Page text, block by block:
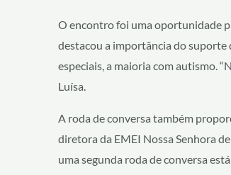
O encontro foi uma oportunidade
destacou a importância do suporte
especiais, a maioria com autismo.
Luísa.
A roda de conversa também
diretora da EMEI Nossa Senhora
uma segunda roda de conversa